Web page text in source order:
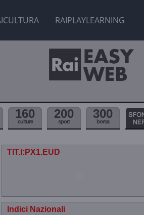
RAIPLAYLEARNING
160
culture
200
sport
300
borsa
TIT.I:PX1.EUD
Indici Nazionali